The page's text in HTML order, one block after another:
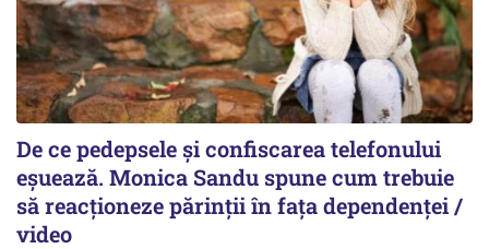
De ce pedepsele și confiscarea telefonului
eșuează. Monica Sandu spune cum trebuie
să reacționeze părinții în fața dependenței /
video